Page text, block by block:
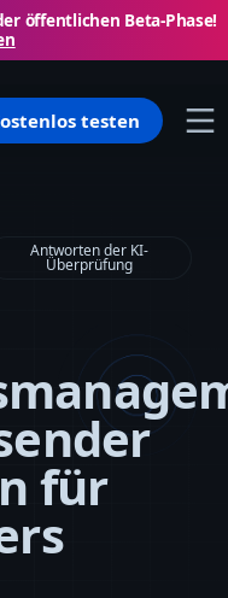
öffentlichen Beta-Phase!
testen
Antworten der KI-
Überprüfung
für